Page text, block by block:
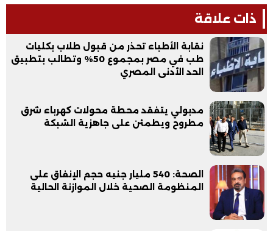
ذات علاقة
نقابة الأطباء تحذر من قبول طلاب بكليات
طب في مصر بمجموع 50% وتطالب بتطبيق
الحد الأدنى المصري
مدبولي يتفقد محطة محولات كهرباء شرق
مطروح ويطمئن على جاهزية الشبكة
الصحة: 540 مليار جنيه حجم الإنفاق على
المنظومة الصحية خلال الموازنة الحالية